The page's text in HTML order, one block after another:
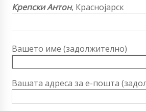
Крепски Антон, Краснојарск
Вашето име (задолжително)
Вашата адреса за е-пошта